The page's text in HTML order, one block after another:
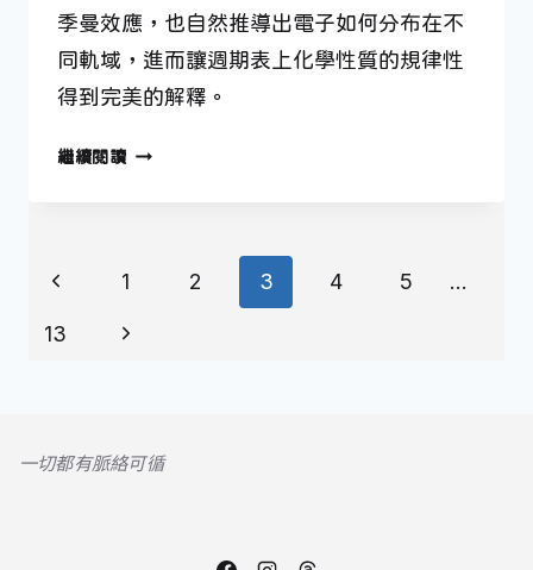
季曼效應，也自然推導出電子如何分布在不
同軌域，進而讓週期表上化學性質的規律性
得到完美的解釋。
繼續閱讀4
—
救
的
Page
navigation
Previous
Page
1 2 3 4 5 ...
13
Next
一切都有脈絡可循